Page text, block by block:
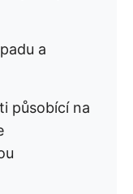
a
působící na